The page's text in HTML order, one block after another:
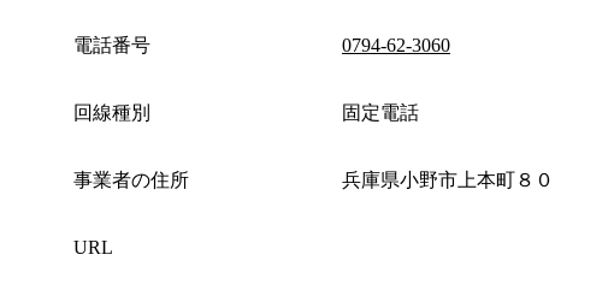
電話番号 0794-62-3060
回線種別 固定電話
事業者の住所 兵庫県小野市上本町８０
URL